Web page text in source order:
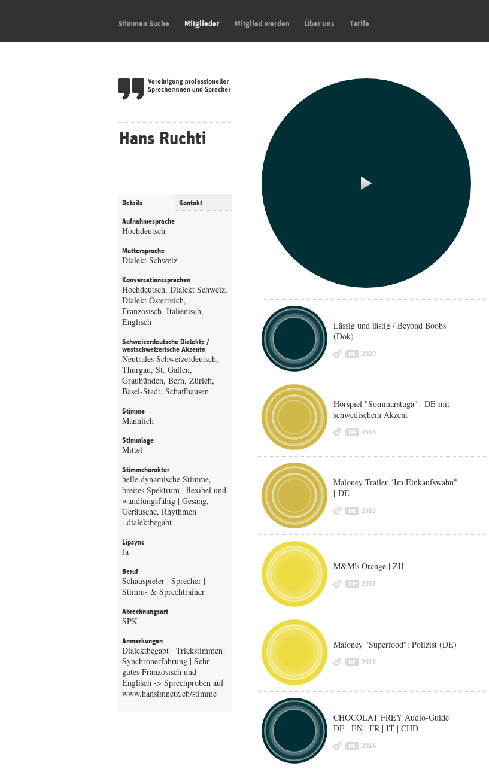
Stimmen Suche Mitglieder Mitglied werden Über uns Tarife
Hans Ruchti
Details Kontakt
Aufnahmesprache
Hochdeutsch
Muttersprache
Dialekt Schweiz
Konversationssprachen
Hochdeutsch, Dialekt Schweiz,
Dialekt Österreich,
Französisch, Italienisch,
Englisch
Schweizerdeutsche Dialekte /
westschweizerische Akzente
Neutrales Schweizerdeutsch,
Thurgau, St. Gallen,
Graubünden, Bern, Zürich,
Basel-Stadt, Schaffhausen
Stimme
Männlich
Stimmlage
Mittel
Stimmcharakter
helle dynamische Stimme,
breites Spektrum | flexibel und
wandlungsfähig | Gesang,
Geräusche, Rhythmen
| dialektbegabt
Lipsync
Ja
Beruf
Schauspieler | Sprecher |
Stimm- & Sprechtrainer
Abrechnungsart
SPK
Anmerkungen
Dialektbegabt | Trickstimmen |
Synchronerfahrung | Sehr
gutes Französisch und
Englisch -> Sprechproben auf
Lässig und lästig / Beyond Boobs
(Dok)
DE 2020
Hörspiel "Sommarstuga" | DE mit
schwedischem Akzent
DE 2018
Maloney Trailer "Im Einkaufswahn"
| DE
DE 2018
M&M's Orange | ZH
CH 2017
Maloney "Superfood": Polizist (DE)
DE 2017
CHOCOLAT FREY Audio-Guide
DE | EN | FR | IT | CHD
DE 2014